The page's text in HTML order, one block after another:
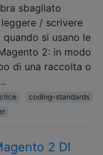
sbagliato
/ scrivere
si usano le
2: in modo
di una raccolta o
coding-standards
2 DI